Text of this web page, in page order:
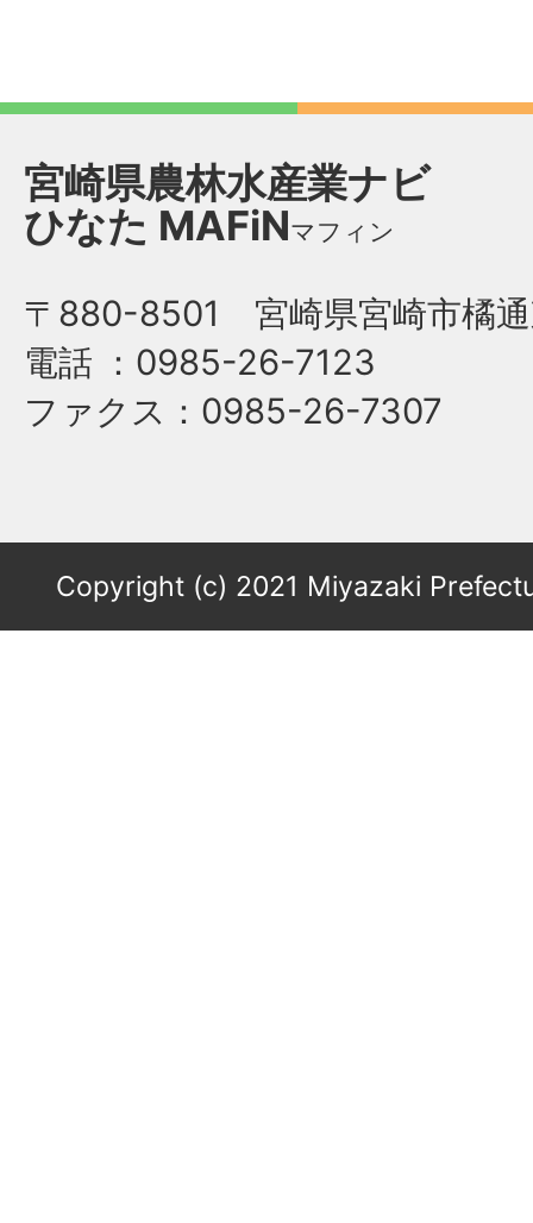
宮崎県農林水産業ナビ
ひなた MAFiNマフィン
〒880-8501 宮崎県宮崎市橘通
電話 ：0985-26-7123
ファクス ：0985-26-7307
Copyright (c) 2021 Miyazaki